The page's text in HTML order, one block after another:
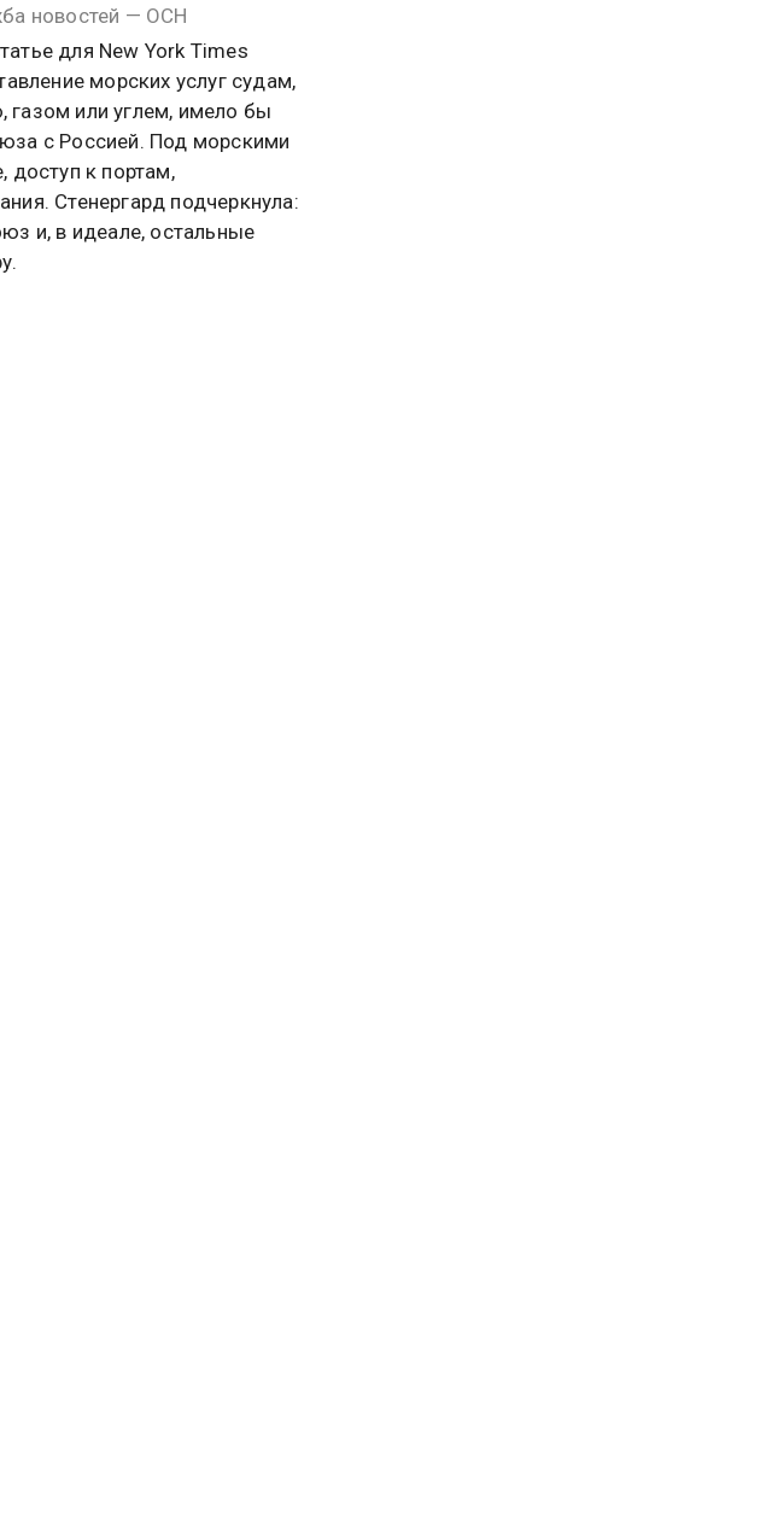
новостей — ОСН
для New York Times
морских услуг судам,
или углем, имело бы
с Россией. Под морскими
доступ к портам,
Стенергард подчеркнула:
и, в идеале, остальные